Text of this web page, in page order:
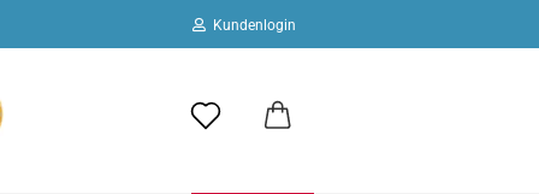
Kundenlogin